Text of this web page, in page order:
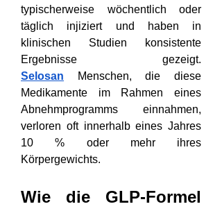
typischerweise wöchentlich oder
täglich injiziert und haben in
klinischen Studien konsistente
Selosan
Menschen, die diese
Medikamente im Rahmen eines
Abnehmprogramms einnahmen,
verloren oft innerhalb eines Jahres
10 % oder mehr ihres
Körpergewichts.
Wie die GLP-Formel